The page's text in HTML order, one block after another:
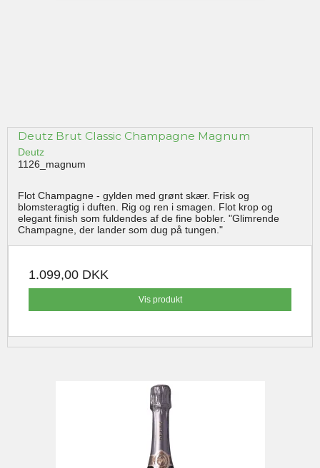
Deutz Brut Classic Champagne Magnum
Deutz
1126_magnum
Flot Champagne - gylden med grønt skær. Frisk og
blomsteragtig i duften. Rig og ren i smagen. Flot krop og
elegant finish som fuldendes af de fine bobler. "Glimrende
Champagne, der lander som dug på tungen."
1.099,00 DKK
Vis produkt